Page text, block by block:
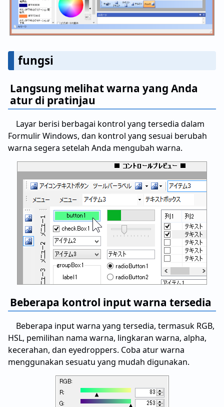
fungsi
Langsung melihat warna yang Anda
atur di pratinjau
Layar berisi berbagai kontrol yang tersedia dalam
Formulir Windows, dan kontrol yang sesuai berubah
warna segera setelah Anda mengubah warna.
Beberapa kontrol input warna tersedia
Beberapa input warna yang tersedia, termasuk RGB,
HSL, pemilihan nama warna, lingkaran warna, alpha,
kecerahan, dan eyedroppers. Coba atur warna
menggunakan sesuatu yang mudah digunakan.